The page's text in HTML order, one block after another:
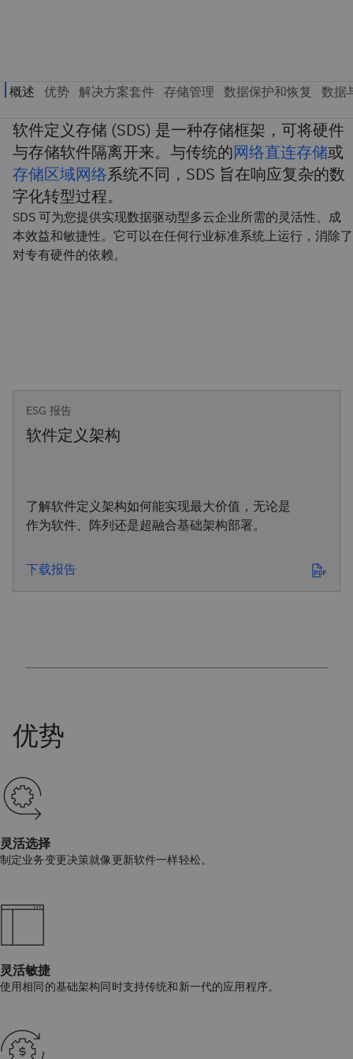
软件定义存储 (SDS) 是一种存储框架，可将硬件
与存储软件隔离开来。与传统的网络直连存储或
存储区域网络系统不同，SDS 旨在响应复杂的数
字化转型过程。
SDS 可为您提供实现数据驱动型多云企业所需的灵活性、成
本效益和敏捷性。它可以在任何行业标准系统上运行，消除了
对专有硬件的依赖。
ESG 报告
软件定义架构
了解软件定义架构如何能实现最大价值，无论是
作为软件、阵列还是超融合基础架构部署。
下载报告
灵活选择
制定业务变更决策就像更新软件一样轻松。
灵活敏捷
使用相同的基础架构同时支持传统和新一代的应用程序。